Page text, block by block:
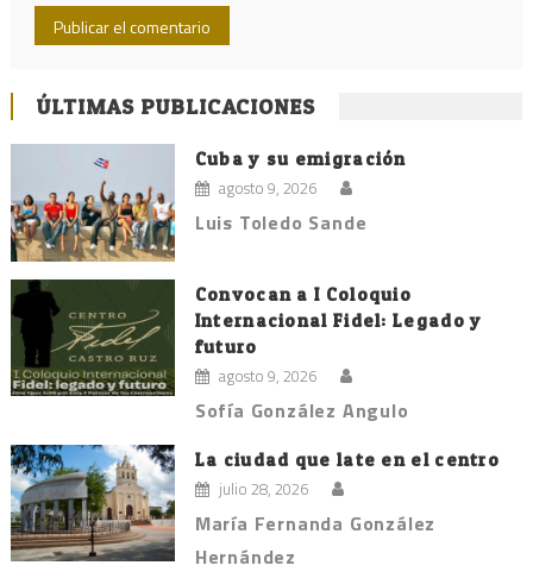
ÚLTIMAS PUBLICACIONES
Cuba y su emigración
agosto 9, 2026
Luis Toledo Sande
Convocan a I Coloquio
Internacional Fidel: Legado y
futuro
agosto 9, 2026
Sofía González Angulo
La ciudad que late en el centro
julio 28, 2026
María Fernanda González
Hernández